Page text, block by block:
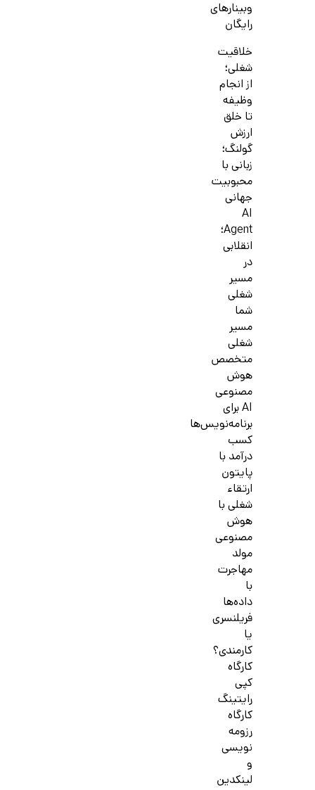
وبینارهای
رایگان
خلاقیت
شغلی؛
از انجام
وظیفه
تا خلق
ارزش
گولنگ؛
زبانی با
محبوبیت
جهانی
AI
Agent؛
انقلابی
در
مسیر
شغلی
شما
مسیر
شغلی
متخصص
هوش
مصنوعی
AI برای
برنامه‌نویس‌ها
کسب
درآمد با
پایتون
ارتقاء
شغلی با
هوش
مصنوعی
مولد
مهاجرت
با
داده‌ها
فریلنسری
یا
کارمندی؟
کارگاه
کپی
رایتینگ
کارگاه
رزومه
نویسی
و
لینکدین